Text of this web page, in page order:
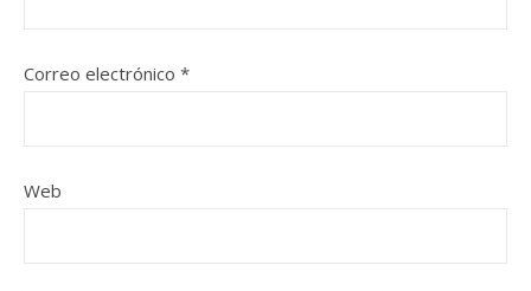
Correo electrónico *
Web